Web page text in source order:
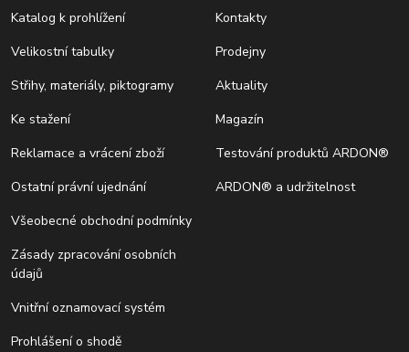
Katalog k prohlížení
Velikostní tabulky
Střihy, materiály, piktogramy
Ke stažení
Reklamace a vrácení zboží
Ostatní právní ujednání
Všeobecné obchodní podmínky
Zásady zpracování osobních
údajů
Vnitřní oznamovací systém
Prohlášení o shodě
Kontakty
Prodejny
Aktuality
Magazín
Testování produktů ARDON®
ARDON® a udržitelnost